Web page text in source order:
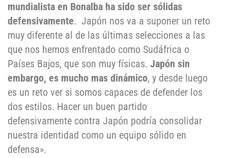
mundialista en Bonalba ha sido ser sólidas
defensivamente. Japón nos va a suponer un reto
muy diferente al de las últimas selecciones a las
que nos hemos enfrentado como Sudáfrica o
Países Bajos, que son muy físicas. Japón sin
embargo, es mucho mas dinámico, y desde luego
es un reto ver si somos capaces de defender los
dos estilos. Hacer un buen partido
defensivamente contra Japón podría consolidar
nuestra identidad como un equipo sólido en
defensa».